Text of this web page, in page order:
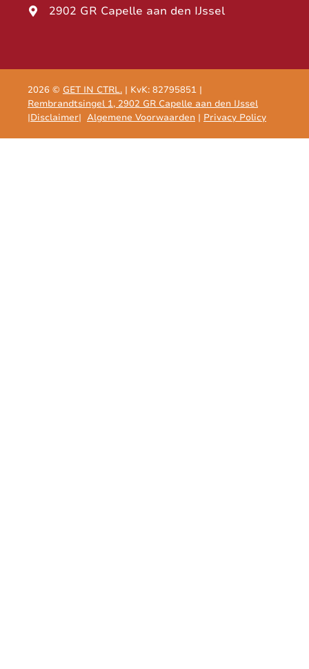
2902 GR Capelle aan den IJssel
2026 © GET IN CTRL. | KvK: 82795851 |
Rembrandtsingel 1, 2902 GR Capelle aan den IJssel
|Disclaimer| Algemene Voorwaarden | Privacy Policy